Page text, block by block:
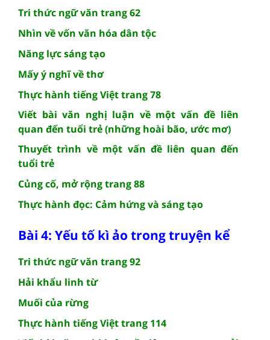
Tri thức ngữ văn trang 62
Nhìn về vốn văn hóa dân tộc
Năng lực sáng tạo
Mấy ý nghĩ về thơ
Thực hành tiếng Việt trang 78
Viết bài văn nghị luận về một vấn đề liên
quan đến tuổi trẻ (những hoài bão, ước mơ)
Thuyết trình về một vấn đề liên quan đến
tuổi trẻ
Củng cố, mở rộng trang 88
Thực hành đọc: Cảm hứng và sáng tạo
Bài 4: Yếu tố kì ảo trong truyện kể
Tri thức ngữ văn trang 92
Hải khẩu linh từ
Muối của rừng
Thực hành tiếng Việt trang 114